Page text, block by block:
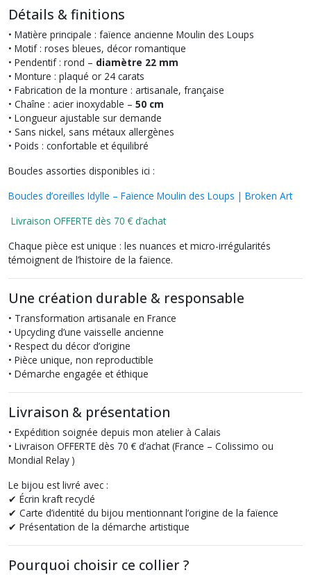
Détails & finitions
• Matière principale : faïence ancienne Moulin des Loups
• Motif : roses bleues, décor romantique
• Pendentif : rond – diamètre 22 mm
• Monture : plaqué or 24 carats
• Fabrication de la monture : artisanale, française
• Chaîne : acier inoxydable – 50 cm
• Longueur ajustable sur demande
• Sans nickel, sans métaux allergènes
• Poids : confortable et équilibré
Boucles assorties disponibles ici :
Boucles d’oreilles Idylle – Faïence Moulin des Loups | Broken Art
Livraison OFFERTE dès 70 € d’achat
Chaque pièce est unique : les nuances et micro-irrégularités
témoignent de l’histoire de la faïence.
Une création durable & responsable
• Transformation artisanale en France
• Upcycling d’une vaisselle ancienne
• Respect du décor d’origine
• Pièce unique, non reproductible
• Démarche engagée et éthique
Livraison & présentation
• Expédition soignée depuis mon atelier à Calais
• Livraison OFFERTE dès 70 € d’achat (France – Colissimo ou
Mondial Relay )
Le bijou est livré avec :
✔ Écrin kraft recyclé
✔ Carte d’identité du bijou mentionnant l’origine de la faïence
✔ Présentation de la démarche artistique
Pourquoi choisir ce collier ?